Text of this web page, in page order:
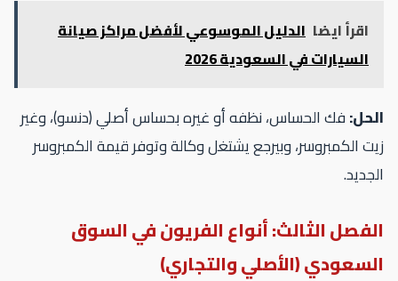
اقرأ ايضا الدليل الموسوعي لأفضل مراكز صيانة
السيارات في السعودية 2026
فك الحساس، نظفه أو غيره بحساس أصلي (دنسو)، وغير
الكمبروسر، وبيرجع يشتغل وكالة وتوفر قيمة الكمبروسر
الثالث: أنواع الفريون في السوق
(الأصلي والتجاري)